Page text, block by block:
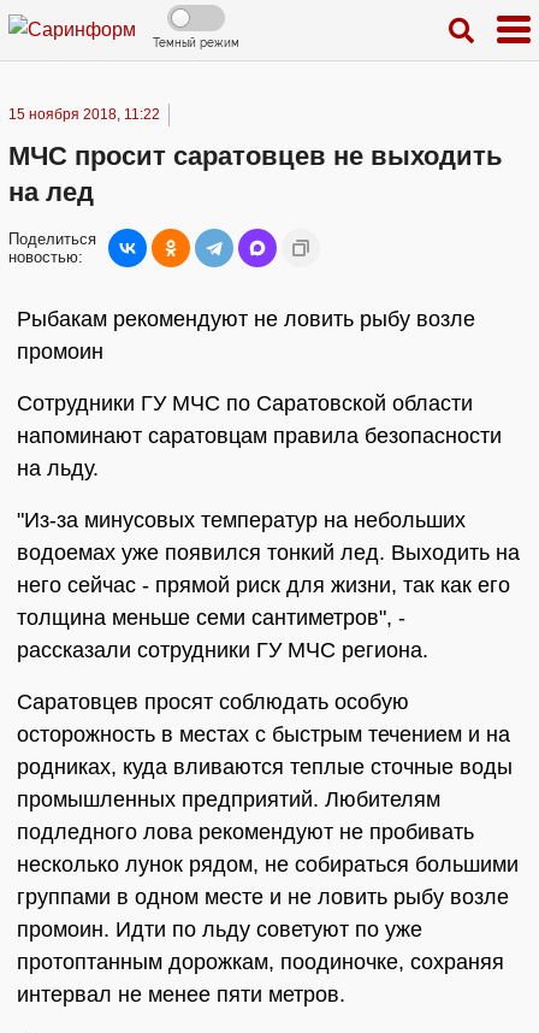
Темный режим
15 ноября 2018, 11:22
МЧС просит саратовцев не выходить
на лед
Поделиться
новостью:
Рыбакам рекомендуют не ловить рыбу возле
промоин
Сотрудники ГУ МЧС по Саратовской области
напоминают саратовцам правила безопасности
на льду.
"Из-за минусовых температур на небольших
водоемах уже появился тонкий лед. Выходить на
него сейчас - прямой риск для жизни, так как его
толщина меньше семи сантиметров", -
рассказали сотрудники ГУ МЧС региона.
Саратовцев просят соблюдать особую
осторожность в местах с быстрым течением и на
родниках, куда вливаются теплые сточные воды
промышленных предприятий. Любителям
подледного лова рекомендуют не пробивать
несколько лунок рядом, не собираться большими
группами в одном месте и не ловить рыбу возле
промоин. Идти по льду советуют по уже
протоптанным дорожкам, поодиночке, сохраняя
интервал не менее пяти метров.